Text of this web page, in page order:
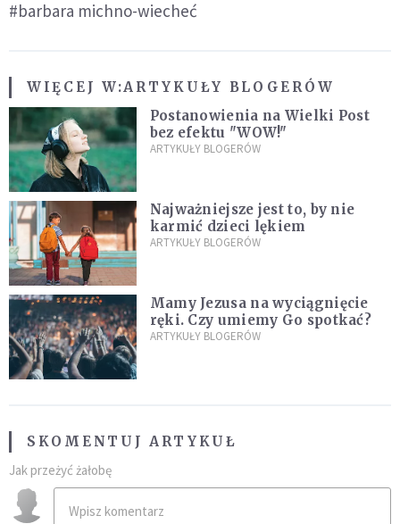
#barbara michno-wiecheć
WIĘCEJ W:ARTYKUŁY BLOGERÓW
Postanowienia na Wielki Post
bez efektu "WOW!"
ARTYKUŁY BLOGERÓW
Najważniejsze jest to, by nie
karmić dzieci lękiem
ARTYKUŁY BLOGERÓW
Mamy Jezusa na wyciągnięcie
ręki. Czy umiemy Go spotkać?
ARTYKUŁY BLOGERÓW
SKOMENTUJ ARTYKUŁ
Jak przeżyć żałobę